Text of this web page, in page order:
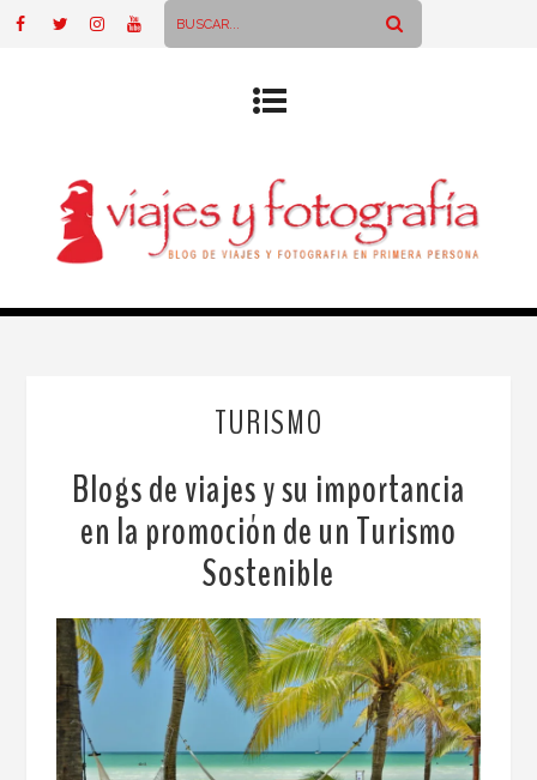
TURISMO
Blogs de viajes y su importancia
en la promoción de un Turismo
Sostenible